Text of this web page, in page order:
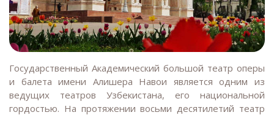
Государственный Академический большой театр оперы
и балета имени Алишера Навои является одним из
ведущих театров Узбекистана, его национальной
гордостью. На протяжении восьми десятилетий театр